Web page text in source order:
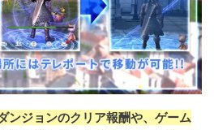
ンジョンのクリア報酬や、ゲーム